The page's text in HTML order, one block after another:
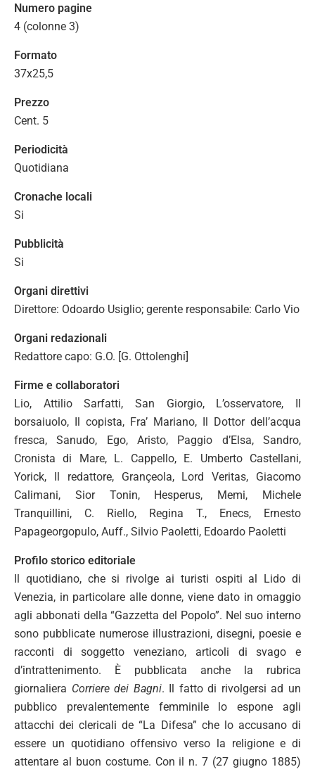
Numero pagine
4 (colonne 3)
Formato
37x25,5
Prezzo
Cent. 5
Periodicità
Quotidiana
Cronache locali
Si
Pubblicità
Si
Organi direttivi
Direttore: Odoardo Usiglio; gerente responsabile: Carlo Vio
Organi redazionali
Redattore capo: G.O. [G. Ottolenghi]
Firme e collaboratori
Lio, Attilio Sarfatti, San Giorgio, L’osservatore, Il
borsaiuolo, Il copista, Fra’ Mariano, Il Dottor dell’acqua
fresca, Sanudo, Ego, Aristo, Paggio d’Elsa, Sandro,
Cronista di Mare, L. Cappello, E. Umberto Castellani,
Yorick, Il redattore, Grançeola, Lord Veritas, Giacomo
Calimani, Sior Tonin, Hesperus, Memi, Michele
Tranquillini, C. Riello, Regina T., Enecs, Ernesto
Papageorgopulo, Auff., Silvio Paoletti, Edoardo Paoletti
Profilo storico editoriale
Il quotidiano, che si rivolge ai turisti ospiti al Lido di
Venezia, in particolare alle donne, viene dato in omaggio
agli abbonati della “Gazzetta del Popolo”. Nel suo interno
sono pubblicate numerose illustrazioni, disegni, poesie e
racconti di soggetto veneziano, articoli di svago e
d’intrattenimento. È pubblicata anche la rubrica
giornaliera Corriere dei Bagni. Il fatto di rivolgersi ad un
pubblico prevalentemente femminile lo espone agli
attacchi dei clericali de “La Difesa” che lo accusano di
essere un quotidiano offensivo verso la religione e di
attentare al buon costume. Con il n. 7 (27 giugno 1885)